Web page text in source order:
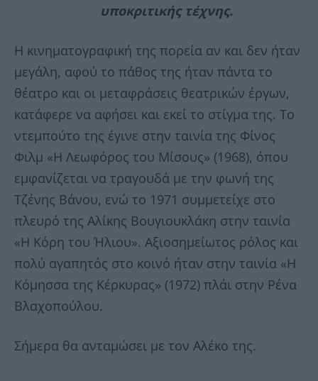
υποκριτικής τέχνης.
Η κινηματογραφική της πορεία αν και δεν ήταν
μεγάλη, αφού το πάθος της ήταν πάντα το
θέατρο και οι μεταφράσεις θεατρικών έργων,
κατάφερε να αφήσει και εκεί το στίγμα της. Το
ντεμπούτο της έγινε στην ταινία της Φίνος
Φιλμ «Η Λεωφόρος του Μίσους» (1968), όπου
εμφανίζεται να τραγουδά με την φωνή της
Τζένης Βάνου, ενώ το 1971 συμμετείχε στο
πλευρό της Αλίκης Βουγιουκλάκη στην ταινία
«Η Κόρη του Ήλιου». Αξιοσημείωτος ρόλος και
πολύ αγαπητός στο κοινό ήταν στην ταινία «Η
Κόμησσα της Κέρκυρας» (1972) πλάι στην Ρένα
Βλαχοπούλου.
Σήμερα θα ανταμώσει με τον Αλέκο της.